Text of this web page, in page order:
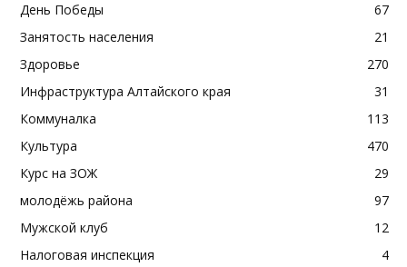
День Победы
67
Занятость населения
21
Здоровье
270
Инфраструктура Алтайского края
31
Коммуналка
113
Культура
470
Курс на ЗОЖ
29
молодёжь района
97
Мужской клуб
12
Налоговая инспекция
4